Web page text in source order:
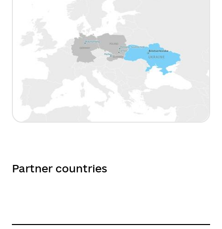
Partner countries